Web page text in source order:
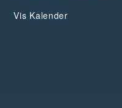
Vis Kalender